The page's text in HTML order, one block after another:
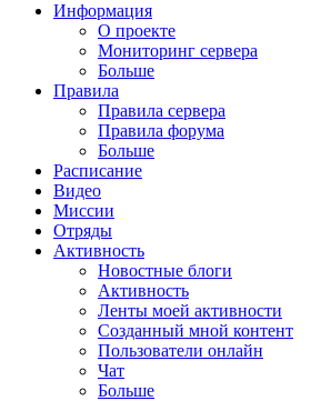
Информация
О проекте
Мониторинг сервера
Больше
Правила
Правила сервера
Правила форума
Больше
Расписание
Видео
Миссии
Отряды
Активность
Новостные блоги
Активность
Ленты моей активности
Созданный мной контент
Пользователи онлайн
Чат
Больше